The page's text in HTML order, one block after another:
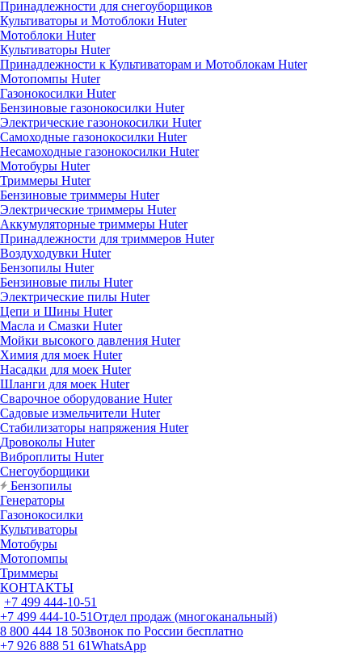
Принадлежности для снегоуборщиков
Культиваторы и Мотоблоки Huter
Мотоблоки Huter
Культиваторы Huter
Принадлежности к Культиваторам и Мотоблокам Huter
Мотопомпы Huter
Газонокосилки Huter
Бензиновые газонокосилки Huter
Электрические газонокосилки Huter
Самоходные газонокосилки Huter
Несамоходные газонокосилки Huter
Мотобуры Huter
Триммеры Huter
Бензиновые триммеры Huter
Электрические триммеры Huter
Аккумуляторные триммеры Huter
Принадлежности для триммеров Huter
Воздуходувки Huter
Бензопилы Huter
Бензиновые пилы Huter
Электрические пилы Huter
Цепи и Шины Huter
Масла и Смазки Huter
Мойки высокого давления Huter
Химия для моек Huter
Насадки для моек Huter
Шланги для моек Huter
Сварочное оборудование Huter
Садовые измельчители Huter
Стабилизаторы напряжения Huter
Дровоколы Huter
Виброплиты Huter
Снегоуборщики
Бензопилы
Генераторы
Газонокосилки
Культиваторы
Мотобуры
Мотопомпы
Триммеры
КОНТАКТЫ
+7 499 444-10-51
+7 499 444-10-51Отдел продаж (многоканальный)
8 800 444 18 50Звонок по России бесплатно
+7 926 888 51 61WhatsApp